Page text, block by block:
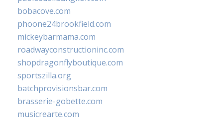
bobacove.com
phoone24brookfield.com
mickeybarmama.com
roadwayconstructioninc.com
shopdragonflyboutique.com
sportszilla.org
batchprovisionsbar.com
brasserie-gobette.com
musicrearte.com